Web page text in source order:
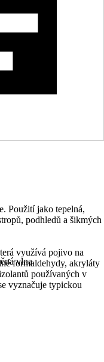
vlna
Použití jako tepelná,
podhledů a šikmých
využívá pojivo na
formaldehydy, akryláty
používaných v
vyznačuje typickou